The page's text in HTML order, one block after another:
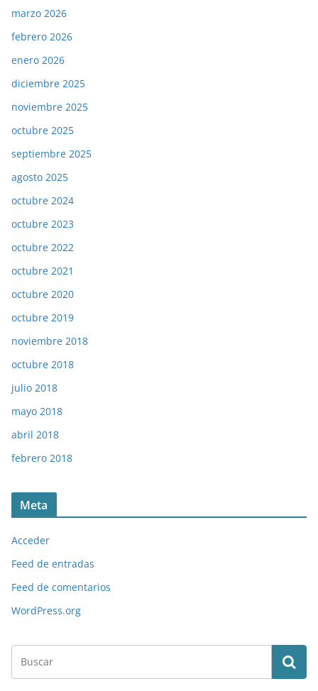
marzo 2026
febrero 2026
enero 2026
diciembre 2025
noviembre 2025
octubre 2025
septiembre 2025
agosto 2025
octubre 2024
octubre 2023
octubre 2022
octubre 2021
octubre 2020
octubre 2019
noviembre 2018
octubre 2018
julio 2018
mayo 2018
abril 2018
febrero 2018
Meta
Acceder
Feed de entradas
Feed de comentarios
WordPress.org